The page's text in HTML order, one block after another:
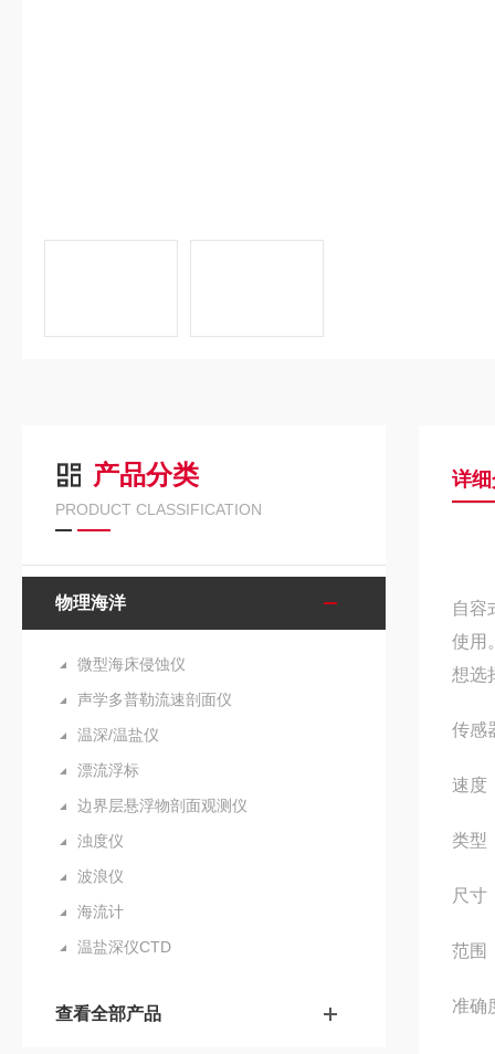
产品分类
PRODUCT CLASSIFICATION
物理海洋
微型海床侵蚀仪
声学多普勒流速剖面仪
温深/温盐仪
漂流浮标
边界层悬浮物剖面观测仪
浊度仪
波浪仪
海流计
温盐深仪CTD
查看全部产品
详
自容
使用
想选
传感
速度
类型
尺寸
范围
准确